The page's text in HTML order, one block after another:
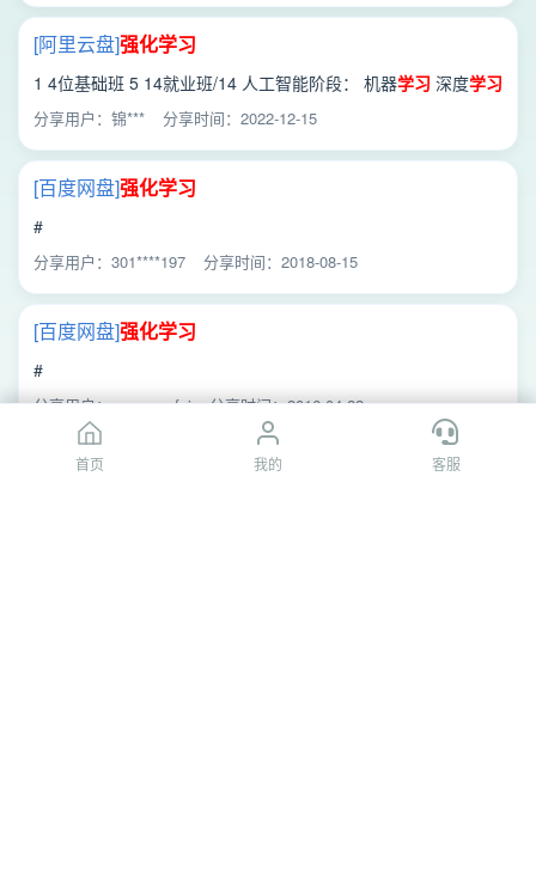
[阿里云盘]强化学习
1 4位基础班 5 14就业班/14 人工智能阶段： 机器学习 深度学习
实战项目/30 36深度学习/强化学习
分享用户：锦*** 分享时间：2022-12-15
[百度网盘]强化学习
#
分享用户：301****197 分享时间：2018-08-15
[百度网盘]强化学习
#
分享用户：xmuyuanfei 分享时间：2016-04-22
[百度网盘]
首页 我的 客服
首页 我的 客服